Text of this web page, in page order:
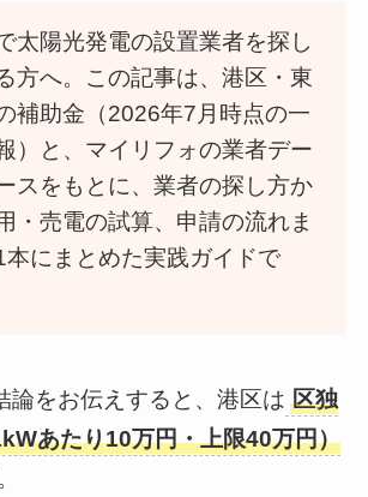
太陽光発電の設置業者を探し
方へ。この記事は、港区・東
補助金（2026年7月時点の一
）と、マイリフォの業者デー
スをもとに、業者の探し方か
・売電の試算、申請の流れま
本にまとめた実践ガイドで
論をお伝えすると、港区は 区独
あたり10万円・上限40万円）